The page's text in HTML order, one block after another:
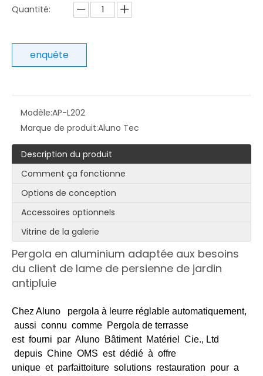
Quantité:
enquête
Modèle:AP-L202
Marque de produit:Aluno Tec
Description du produit
Comment ça fonctionne
Options de conception
Accessoires optionnels
Vitrine de la galerie
Pergola en aluminium adaptée aux besoins
du client de lame de persienne de jardin
antipluie
Chez Aluno pergola à leurre réglable automatiquement,
aussi connu comme Pergola de terrasse
est fourni par Aluno Bâtiment Matériel Cie., Ltd
depuis Chine OMS est dédié à offre
unique et parfaittoiture solutions restauration pour a